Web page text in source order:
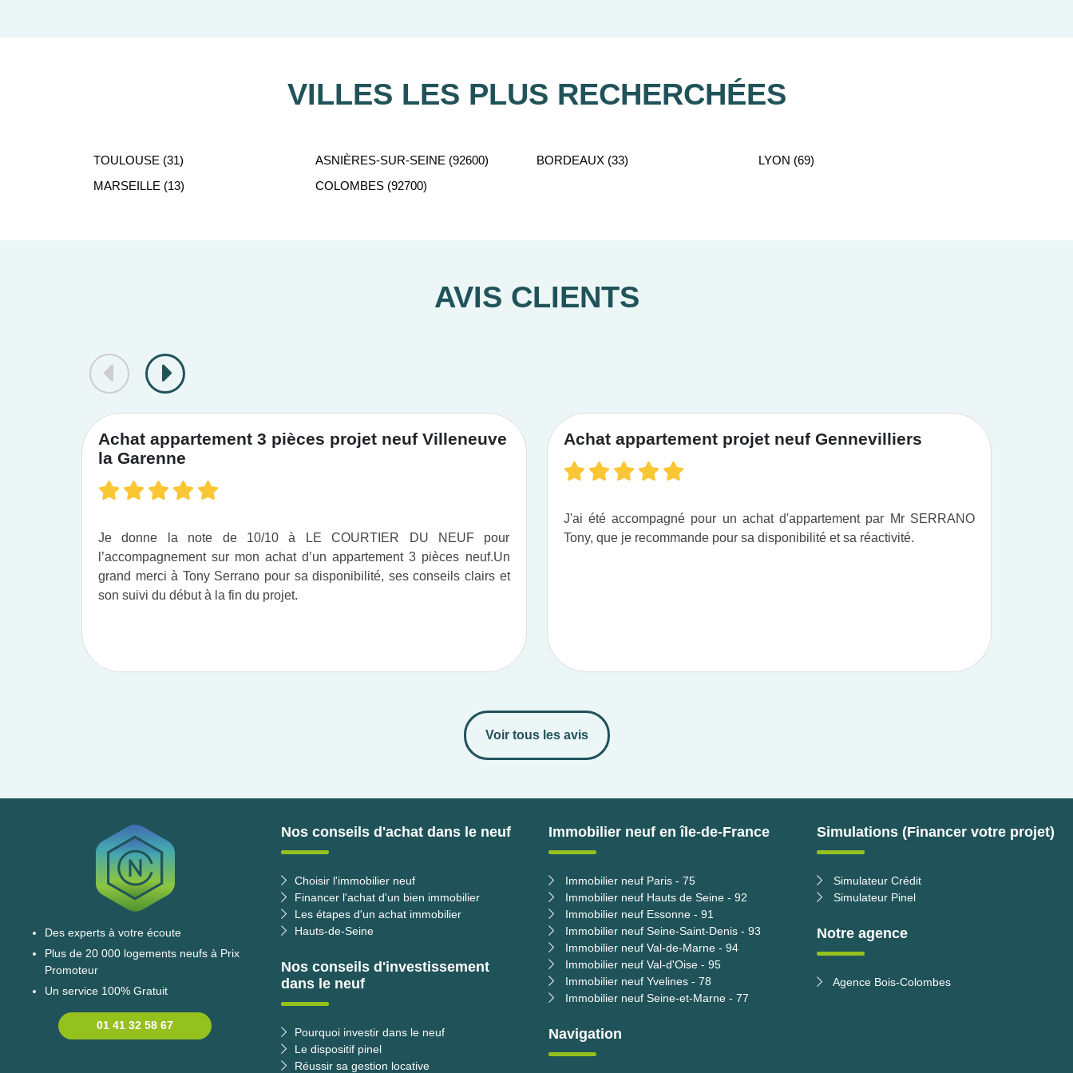
Un interlocuteur dévoué vous accompagne dans votre projet immobilier pour trouver facilement le bien idéal à investir dans le 61.
VILLES LES PLUS RECHERCHÉES
TOULOUSE (31) ASNIÈRES-SUR-SEINE (92600) BORDEAUX (33)
LYON (69)
MARSEILLE (13)
COLOMBES (92700)
AVIS CLIENTS
Achat appartement 3 pièces projet neuf Villeneuve
la Garenne
Je donne la note de 10/10 à LE COURTIER DU NEUF pour
l’accompagnement sur mon achat d’un appartement 3 pièces neuf.​ Un
grand merci à Tony Serrano pour sa disponibilité, ses conseils clairs et
son suivi du début à la fin du projet.​
Achat appartement projet neuf Gennevilliers
J'ai été accompagné pour un achat d'appartement par Mr SERRANO
Tony, que je recommande pour sa disponibilité et sa réactivité.
Voir tous les avis
Des experts à votre écoute
Plus de 20 000 logements neufs à Prix
Promoteur
Un service 100% Gratuit
01 41 32 58 67
Nos conseils d'achat dans le neuf
Choisir l'immobilier neuf
Financer l'achat d'un bien immobilier
Les étapes d'un achat immobilier
Hauts-de-Seine
Nos conseils d'investissement
dans le neuf
Pourquoi investir dans le neuf
Le dispositif pinel
Réussir sa gestion locative
Immobilier neuf en île-de-France
Immobilier neuf Paris - 75
Immobilier neuf Hauts de Seine - 92
Immobilier neuf Essonne - 91
Immobilier neuf Seine-Saint-Denis - 93
Immobilier neuf Val-de-Marne - 94
Immobilier neuf Val-d'Oise - 95
Immobilier neuf Yvelines - 78
Immobilier neuf Seine-et-Marne - 77
Navigation
Simulations (Financer votre projet)
Simulateur Crédit
Simulateur Pinel
Notre agence
Agence Bois-Colombes